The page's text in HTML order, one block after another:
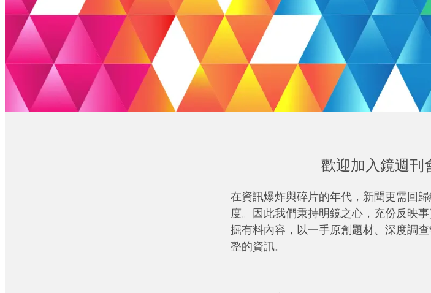
歡迎加入鏡週刊
在資訊爆炸與碎片的年代，新聞更需回
度。因此我們秉持明鏡之心，充份反映
掘有料內容，以一手原創題材、深度調
整的資訊。